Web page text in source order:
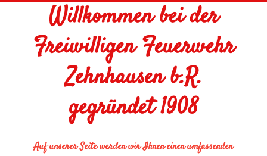
Willkommen bei der
Freiwilligen Feuerwehr
Zehnhausen b.R.
gegründet 1908
Auf unserer Seite werden wir Ihnen einen umfassenden